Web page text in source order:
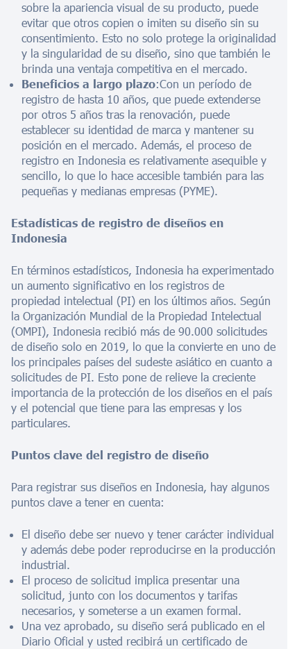
sobre la apariencia visual de su producto, puede
evitar que otros copien o imiten su diseño sin su
consentimiento. Esto no solo protege la originalidad
y la singularidad de su diseño, sino que también le
brinda una ventaja competitiva en el mercado.
Beneficios a largo plazo:Con un período de
registro de hasta 10 años, que puede extenderse
por otros 5 años tras la renovación, puede
establecer su identidad de marca y mantener su
posición en el mercado. Además, el proceso de
registro en Indonesia es relativamente asequible y
sencillo, lo que lo hace accesible también para las
pequeñas y medianas empresas (PYME).
Estadísticas de registro de diseños en
Indonesia
En términos estadísticos, Indonesia ha experimentado
un aumento significativo en los registros de
propiedad intelectual (PI) en los últimos años. Según
la Organización Mundial de la Propiedad Intelectual
(OMPI), Indonesia recibió más de 90.000 solicitudes
de diseño solo en 2019, lo que la convierte en uno de
los principales países del sudeste asiático en cuanto a
solicitudes de PI. Esto pone de relieve la creciente
importancia de la protección de los diseños en el país
y el potencial que tiene para las empresas y los
particulares.
Puntos clave del registro de diseño
Para registrar sus diseños en Indonesia, hay algunos
puntos clave a tener en cuenta:
El diseño debe ser nuevo y tener carácter individual
y además debe poder reproducirse en la producción
industrial.
El proceso de solicitud implica presentar una
solicitud, junto con los documentos y tarifas
necesarios, y someterse a un examen formal.
Una vez aprobado, su diseño será publicado en el
Diario Oficial y usted recibirá un certificado de